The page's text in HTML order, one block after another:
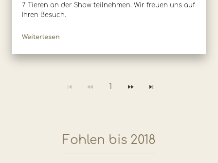
7 Tieren an der Show teilnehmen. Wir freuen uns auf
Ihren Besuch.
Weiterlesen
1
Fohlen bis 2018